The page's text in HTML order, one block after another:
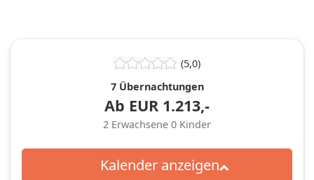
(5,0)
7 Übernachtungen
Ab EUR 1.213,-
2 Erwachsene 0 Kinder
Kalender anzeigen